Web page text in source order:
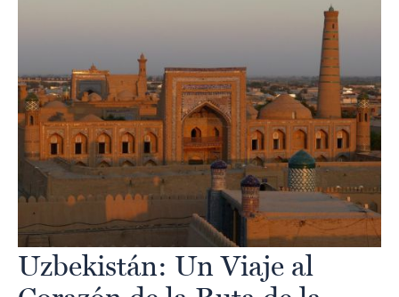
Uzbekistán: Un Viaje al